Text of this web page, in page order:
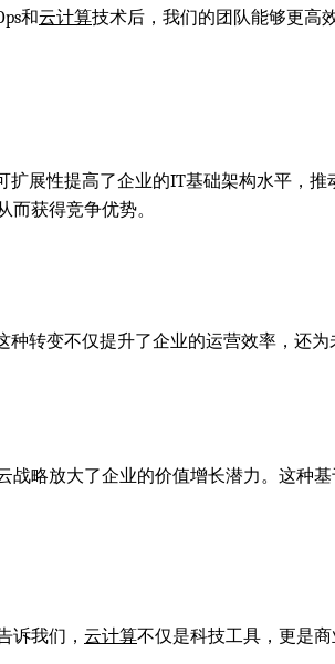
和云计算技术后，我们的团队能够更高
扩展性提高了企业的IT基础架构水平，
获得竞争优势。
转变不仅提升了企业的运营效率，还为
战略放大了企业的价值增长潜力。这种基
诉我们， 云计算不仅是科技工具，更是商